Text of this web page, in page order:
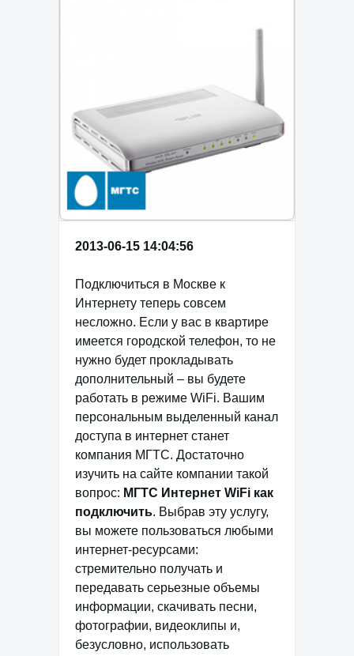
2013-06-15 14:04:56
Подключиться в Москве к
Интернету теперь совсем
несложно. Если у вас в квартире
имеется городской телефон, то не
нужно будет прокладывать
дополнительный – вы будете
работать в режиме WiFi. Вашим
персональным выделенный канал
доступа в интернет станет
компания МГТС. Достаточно
изучить на сайте компании такой
вопрос: МГТС Интернет WiFi как
подключить. Выбрав эту услугу,
вы можете пользоваться любыми
интернет-ресурсами:
стремительно получать и
передавать серьезные объемы
информации, скачивать песни,
фотографии, видеоклипы и,
безусловно, использовать